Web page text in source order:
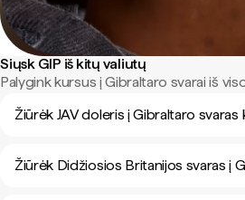
Siųsk GIP iš kitų valiutų
Palygink kursus į Gibraltaro svarai iš
Žiūrėk JAV doleris į Gibraltaro svaras
Žiūrėk Didžiosios Britanijos svaras į